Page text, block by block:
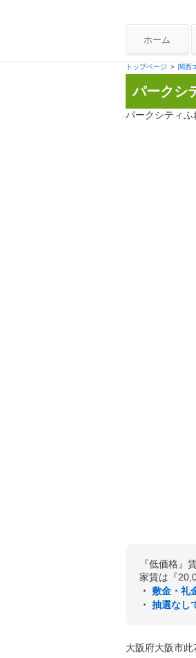
ホーム
トップページ 関西
パークシ
パークシティふ
『低価格』
家賃は『
・ 敷金・礼
・ 抽選なし
大阪府大阪市